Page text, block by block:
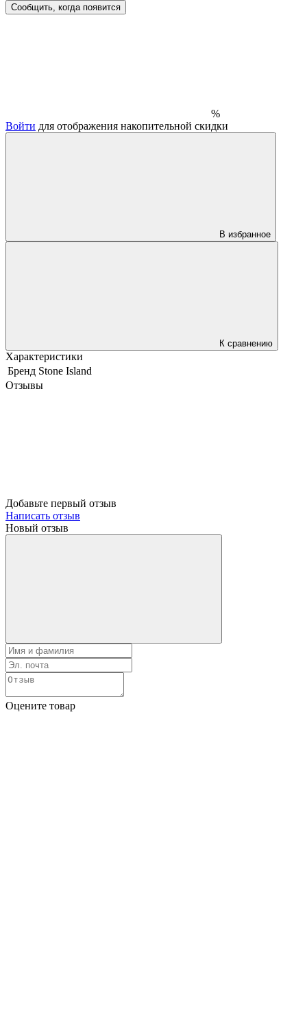
Сообщить, когда появится
%
Войти для отображения накопительной скидки
В избранное
К сравнению
Характеристики
Бренд Stone Island
Отзывы
Добавьте первый отзыв
Написать отзыв
Новый отзыв
Оцените товар